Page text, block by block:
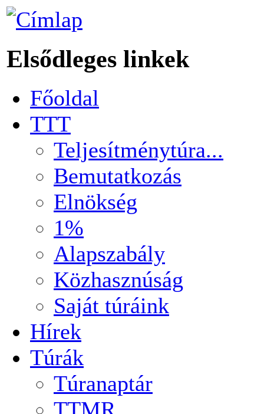
Elsődleges linkek
Főoldal
TTT
Teljesítménytúra...
Bemutatkozás
Elnökség
1%
Alapszabály
Közhasznúság
Saját túráink
Hírek
Túrák
Túranaptár